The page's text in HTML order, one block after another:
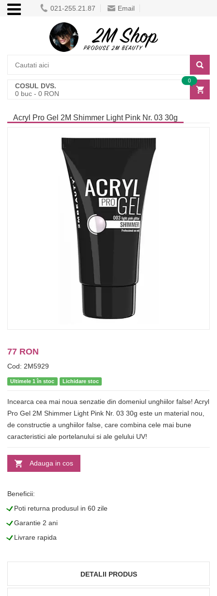
021-255.21.87 Email
COSUL DVS.
0 buc - 0 RON
0
Acryl Pro Gel 2M Shimmer Light Pink Nr. 03 30g
77 RON
Cod: 2M5929
Ultimele 1 în stoc Lichidare stoc
Incearca cea mai noua senzatie din domeniul unghiilor false! Acryl
Pro Gel 2M Shimmer Light Pink Nr. 03 30g este un material nou,
de constructie a unghiilor false, care combina cele mai bune
caracteristici ale portelanului si ale gelului UV!
Adauga in cos
Beneficii:
LPoti returna produsul in 60 zile
LGarantie 2 ani
LLivrare rapida
DETALII PRODUS